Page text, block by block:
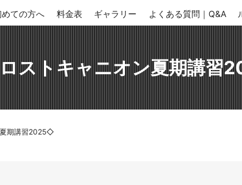
めての方へ 料金表 ギャラリー よくある質問｜Q&A
ストキャニオン夏期講習
期講習2025◇